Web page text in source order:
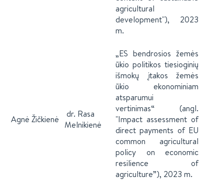
agricultural
development"), 2023
m.
Agnė Žičkienė
dr. Rasa
Melnikienė
„ES bendrosios žemės
ūkio politikos tiesioginių
išmokų įtakos žemės
ūkio ekonominiam
atsparumui
vertinimas“ (angl.
"Impact assessment of
direct payments of EU
common agricultural
policy on economic
resilience of
agriculture”), 2023 m.